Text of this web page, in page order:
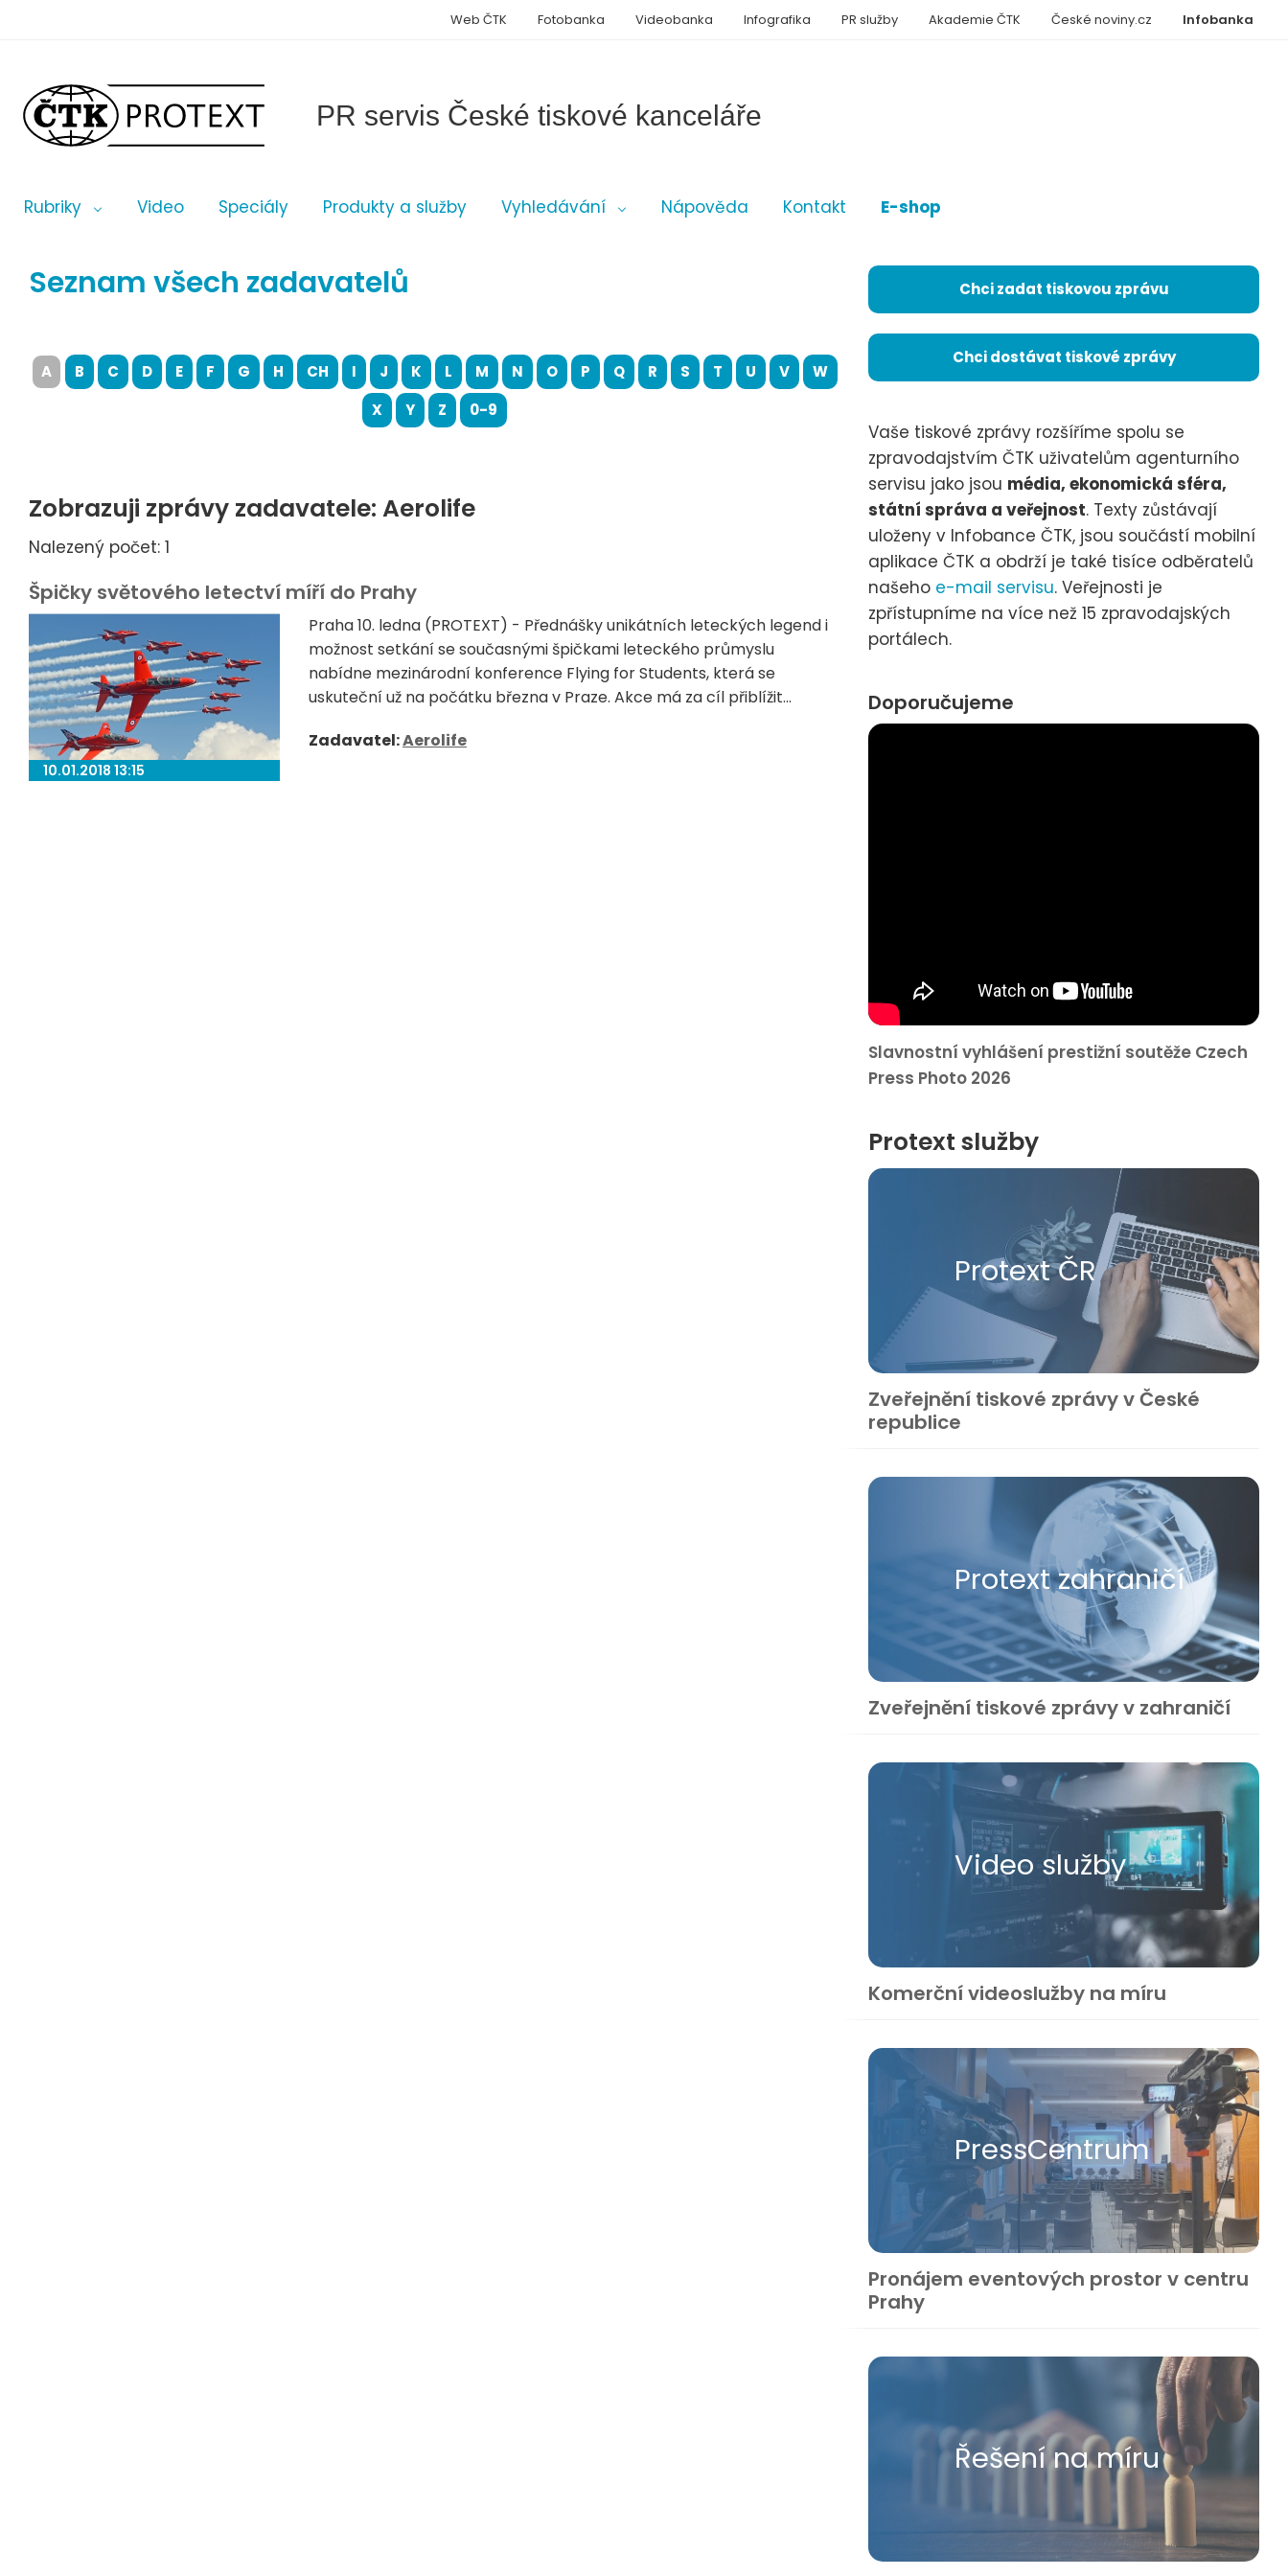
PR servis České tiskové kanceláře
Rubriky Video Speciály Produkty a služby Vyhledávání Nápověda Kontakt E-shop
Infobanka
Web ČTK Fotobanka Videobanka Infografika PR služby Akademie ČTK České noviny.cz
Seznam všech zadavatelů
A B C D E F G H CH I J K L M N O P Q R S T U V
W
X
Y Z 0-9
Zobrazuji zprávy zadavatele: Aerolife
Nalezený počet: 1
Špičky světového letectví míří do Prahy
10.01.2018 13:15
Praha 10. ledna (PROTEXT) - Přednášky unikátních leteckých legend i
možnost setkání se současnými špičkami leteckého průmyslu
nabídne mezinárodní konference Flying for Students, která se
uskuteční už na počátku března v Praze. Akce má za cíl přiblížit...
Zadavatel:Aerolife
Chci zadat tiskovou zprávu
Chci dostávat tiskové zprávy
Vaše tiskové zprávy rozšíříme spolu se
zpravodajstvím ČTK uživatelům agenturního
servisu jako jsou média, ekonomická sféra,
státní správa a veřejnost. Texty zůstávají
uloženy v Infobance ČTK, jsou součástí mobilní
aplikace ČTK a obdrží je také tisíce odběratelů
našeho e-mail servisu. Veřejnosti je
zpřístupníme na více než 15 zpravodajských
portálech.
Doporučujeme
Slavnostní vyhlášení prestižní soutěže Czech
Press Photo 2026
Protext služby
Protext ČR
Zveřejnění tiskové zprávy v České
republice
Protext zahraničí
Zveřejnění tiskové zprávy v zahraničí
Video služby
Komerční videoslužby na míru
Press​Centrum
Pronájem eventových prostor v centru
Prahy
Řešení na míru